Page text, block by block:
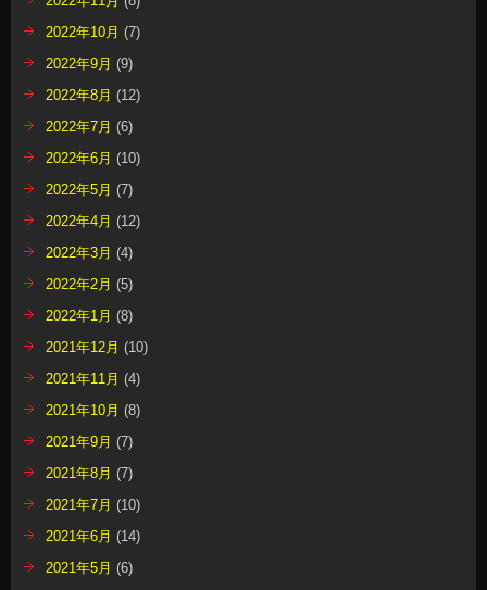
2022年10月 (7)
2022年9月 (9)
2022年8月 (12)
2022年7月 (6)
2022年6月 (10)
2022年5月 (7)
2022年4月 (12)
2022年3月 (4)
2022年2月 (5)
2022年1月 (8)
2021年12月 (10)
2021年11月 (4)
2021年10月 (8)
2021年9月 (7)
2021年8月 (7)
2021年7月 (10)
2021年6月 (14)
2021年5月 (6)